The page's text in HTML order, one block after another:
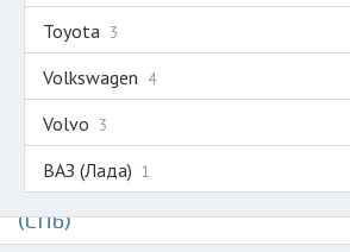
Toyota 3
Volkswagen 4
Volvo 3
ВАЗ (Лада) 1
Авторазборки на карте
(СПб)